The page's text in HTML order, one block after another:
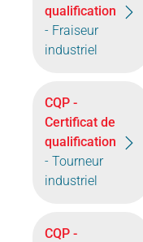
qualification
- Fraiseur
industriel
CQP -
Certificat de
qualification
- Tourneur
industriel
CQP -